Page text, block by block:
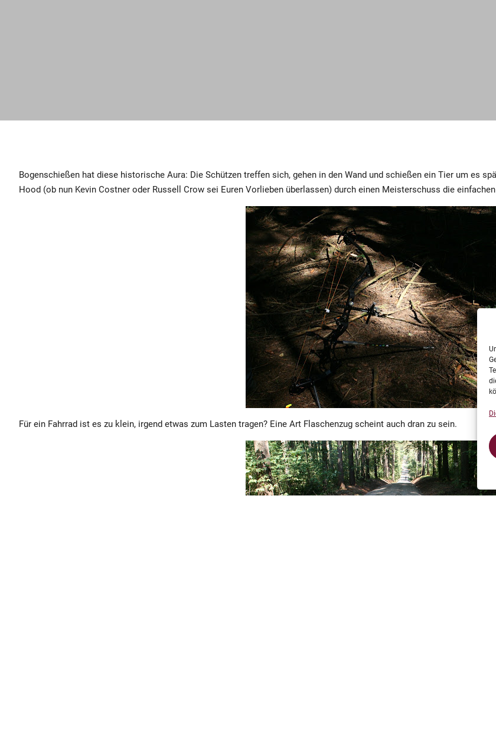
Bogenschießen hat diese historische Aura: Die Schützen treffen sich, gehen in den Wand und schießen ein Tier um es
Hood (ob nun Kevin Costner oder Russell Crow sei Euren Vorlieben überlassen) durch einen Meisterschuss die
Für ein Fahrrad ist es zu klein, irgend etwas zum Lasten tragen? Eine Art Flaschenzug scheint auch dran zu sein.